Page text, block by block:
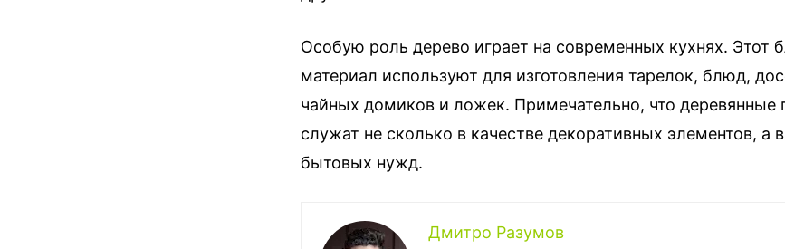
Особую роль дерево играет на современных кухнях. Этот
материал используют для изготовления тарелок, блюд,
чайных домиков и ложек. Примечательно, что деревянные
служат не сколько в качестве декоративных элементов, а
бытовых нужд.
Дмитро Разумов